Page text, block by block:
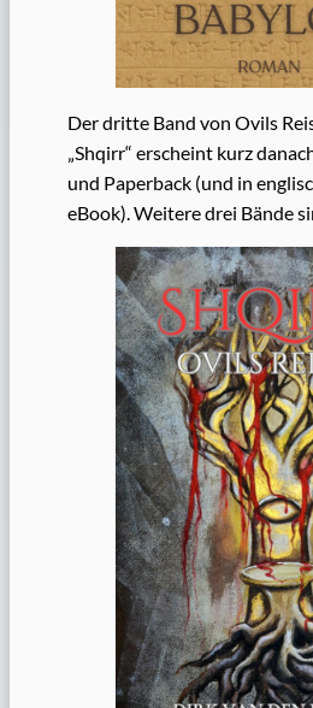
Der dritte Band von Ovils
„Shqirr“ erscheint kurz
und Paperback (und in
eBook). Weitere drei Bände